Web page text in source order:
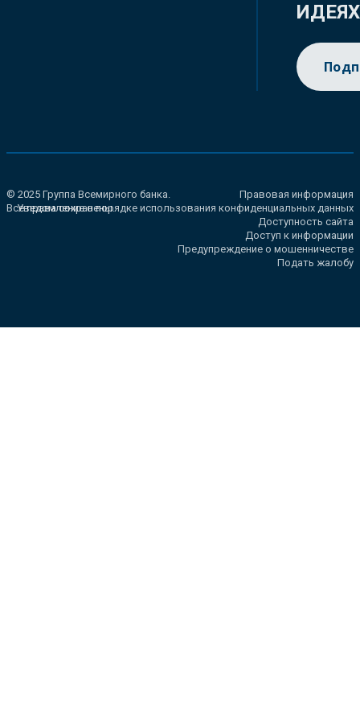
ИДЕЯХ
© 2025 Группа Всемирного банка.
Все права сохранены.
Правовая информация
Уведомление о порядке использования конфиденциальных данных
Доступность сайта
Доступ к информации
Предупреждение о мошенничестве
Подать жалобу